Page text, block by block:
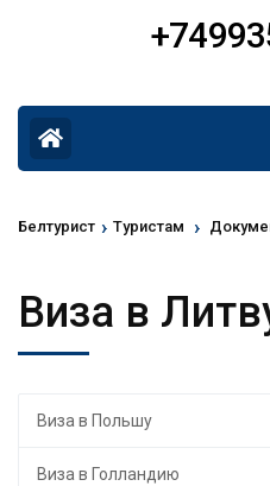
Белтурист › Туристам ›
Виза в
Виза в Польшу
Виза в Голландию